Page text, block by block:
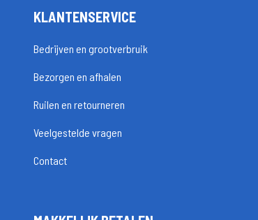
KLANTENSERVICE
Bedrijven en grootverbruik
Bezorgen en afhalen
Ruilen en retourneren
Veelgestelde vragen
Contact